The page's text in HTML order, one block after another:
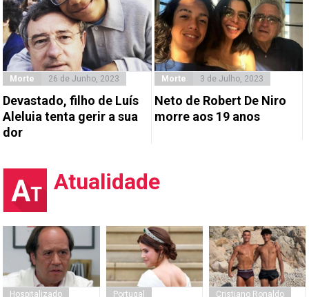
Morte 26 de Junho, 2023
Devastado, filho de Luís
Aleluia tenta gerir a sua
dor
Morte 3 de Julho, 2023
Neto de Robert De Niro
morre aos 19 anos
Atualidade
Hospitalizado Portugal Cristiano Ronaldo